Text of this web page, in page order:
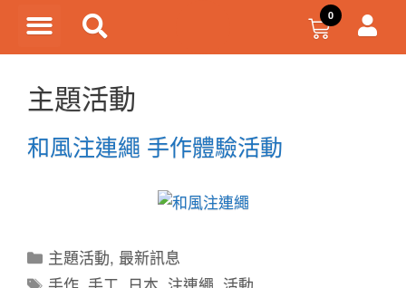
主題活動
和風注連繩 手作體驗活動
主題活動, 最新訊息